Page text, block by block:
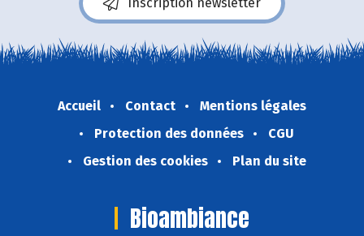
Accueil Contact
Mentions légales
Protection des données
CGU
Gestion des cookies
Plan du site
Bioambiance